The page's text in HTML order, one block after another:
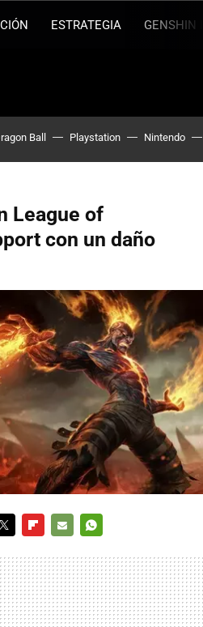
ESTRATEGIA GENSHIN
Ball Playstation Nintendo
League of
con un daño
MAIL